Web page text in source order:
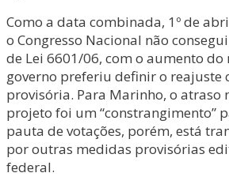
Como a data combinada, 1º de
o Congresso Nacional não
de Lei 6601/06, com o aumento
governo preferiu definir o reajuste
provisória. Para Marinho, o atraso
projeto foi um “constrangimento”
pauta de votações, porém, está
por outras medidas provisórias
federal.